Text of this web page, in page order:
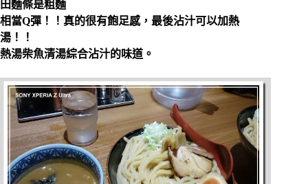
田麵條是粗麵
相當Q彈！！真的很有飽足感，最後沾汁可以加熱
湯！！
熱湯柴魚清湯綜合沾汁的味道。